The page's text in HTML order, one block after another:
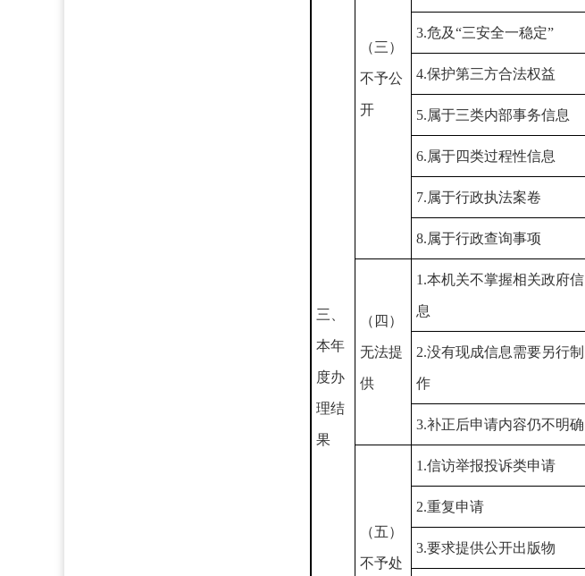
三、
本年
度办
理结
果
（三）
不予公
开
3.危及“三安全一稳定”
4.保护第三方合法权益
5.属于三类内部事务信息
6.属于四类过程性信息
7.属于行政执法案卷
8.属于行政查询事项
（四）
无法提
供
1.本机关不掌握相关政府信
息
2.没有现成信息需要另行制
作
3.补正后申请内容仍不明确
（五）
不予处
1.信访举报投诉类申请
2.重复申请
3.要求提供公开出版物